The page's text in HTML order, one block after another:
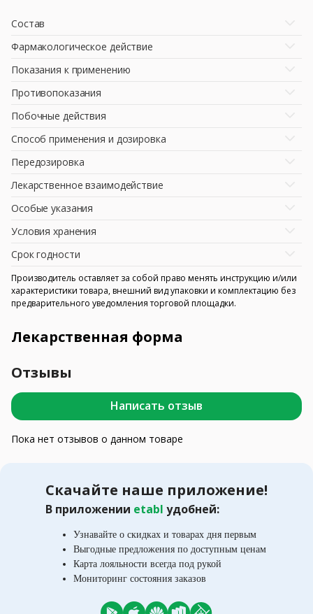
Состав
Фармакологическое действие
Показания к применению
Противопоказания
Побочные действия
Способ применения и дозировка
Передозировка
Лекарственное взаимодействие
Особые указания
Условия хранения
Срок годности
Производитель оставляет за собой право менять инструкцию и/или
характеристики товара, внешний вид упаковки и комплектацию без
предварительного уведомления торговой площадки.
Лекарственная форма
Отзывы
Написать отзыв
Пока нет отзывов о данном товаре
Скачайте наше приложение!
В приложении etabl удобней:
Узнавайте о скидках и товарах дня первым
Выгодные предложения по доступным ценам
Карта лояльности всегда под рукой
Мониторинг состояния заказов